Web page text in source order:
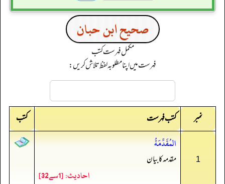
صحیح ابن حبان
مکمل فہرست کتب
فہرست میں اپنا مطلوبہ لفظ تلاش کریں:
نمبر کتب فہرست کتب
1
المُقَدِّمَةُ
مقدمہ کا بیان
احادیث: [1سے32]